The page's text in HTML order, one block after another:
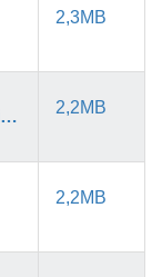
2,3MB
POP MIRELA LUMINITA Venire.pdf 2,2MB
2,2MB